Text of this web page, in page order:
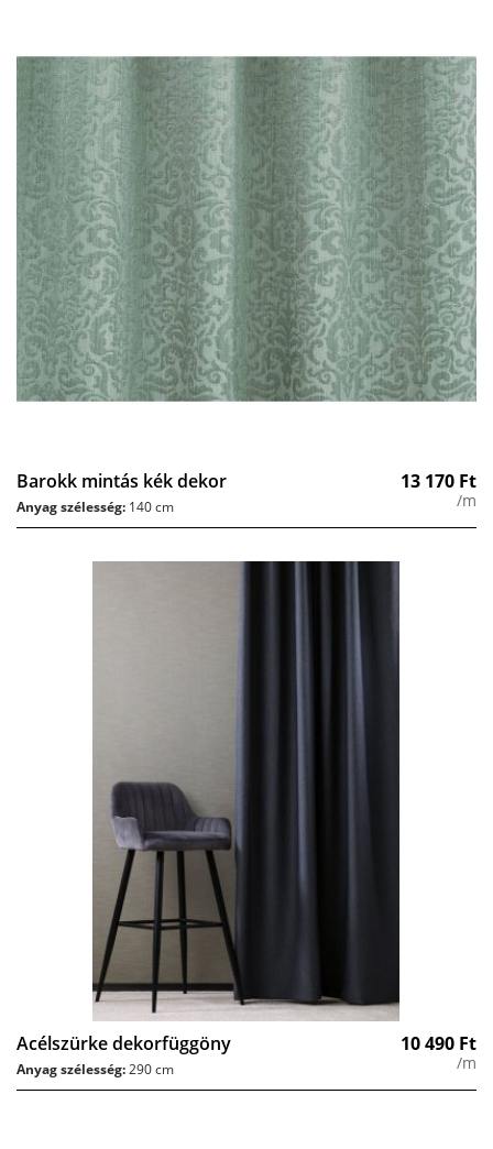
Barokk mintás kék dekor 13 170 Ft
/m
Anyag szélesség: 140 cm
Acélszürke dekorfüggöny 10 490 Ft
/m
Anyag szélesség:290 cm